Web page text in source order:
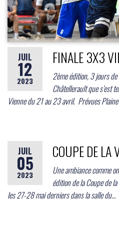
JUIL
12
2023
FINALE 3X3
2ème édition, 3 jours
Châtellerault que s’est
Vienne du 21 au 23 avril. Prévues Plaine
JUIL
05
2023
COUPE DE
Une ambiance comme
édition de la Coupe de
les 27-28 mai derniers dans la salle du…